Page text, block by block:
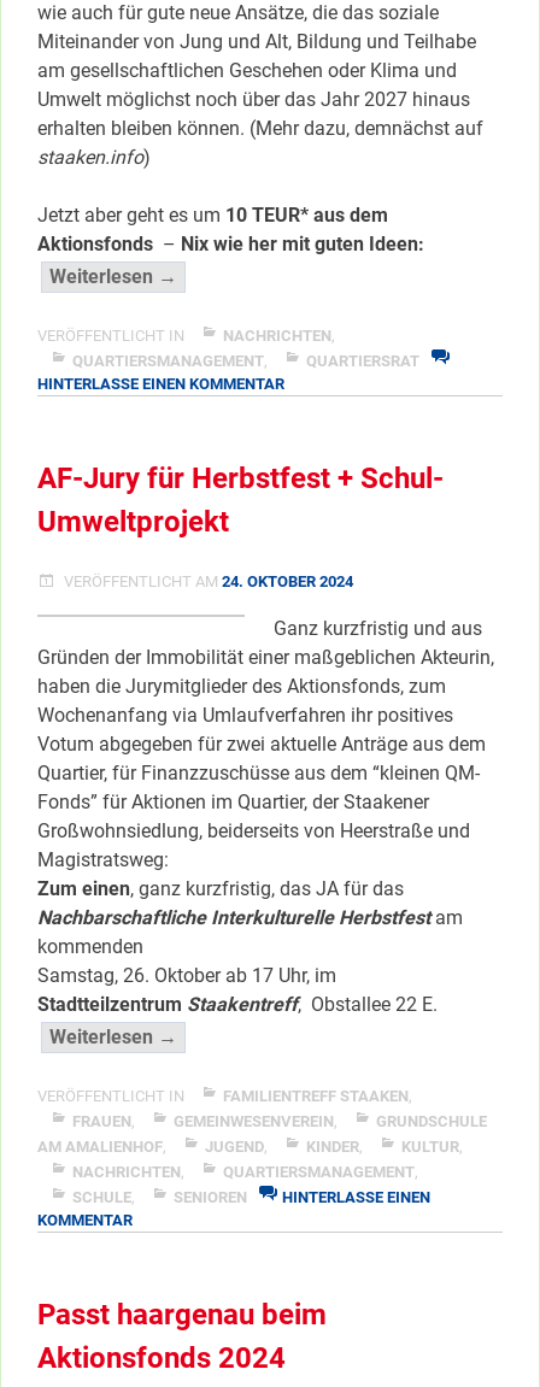
wie auch für gute neue Ansätze, die das soziale
Miteinander von Jung und Alt, Bildung und Teilhabe
am gesellschaftlichen Geschehen oder Klima und
Umwelt möglichst noch über das Jahr 2027 hinaus
erhalten bleiben können. (Mehr dazu, demnächst auf
staaken.info)
Jetzt aber geht es um 10 TEUR* aus dem
Aktionsfonds – Nix wie her mit guten Ideen:
Weiterlesen →
neue
Aktionen
&
wohl
letzten
Projekt-
im
Quartier!”
</span
VERÖFFENTLICHT IN NACHRICHTEN,
QUARTIERSMANAGEMENT,
QUARTIERSRAT
HINTERLASSE EINEN KOMMENTARZU
AKTIONEN
LETZTEN
PROGRAMMPLÄNE
IM
QUARTIER!
AF-Jury für Herbstfest + Schul-
Umweltprojekt
VERÖFFENTLICHT AM 24. OKTOBER 2024
Ganz kurzfristig und aus
Gründen der Immobilität einer maßgeblichen Akteurin,
haben die Jurymitglieder des Aktionsfonds, zum
Wochenanfang via Umlaufverfahren ihr positives
Votum abgegeben für zwei aktuelle Anträge aus dem
Quartier, für Finanzzuschüsse aus dem “kleinen QM-
Fonds” für Aktionen im Quartier, der Staakener
Großwohnsiedlung, beiderseits von Heerstraße und
Magistratsweg:
Zum einen, ganz kurzfristig, das JA für das
Nachbarschaftliche Interkulturelle Herbstfestam
kommenden
Samstag, 26. Oktober ab 17 Uhr, im
Stadtteilzentrum Staakentreff, Obstallee 22 E.
Weiterlesen →
für
Herbstfest
+
Schul-
Umweltprojekt”
</span
VERÖFFENTLICHT IN FAMILIENTREFF STAAKEN
FRAUEN
GEMEINWESENVEREIN
GRUNDSCHULE
AM AMALIENHOF
JUGEND KINDER KULTUR
NACHRICHTEN
QUARTIERSMANAGEMENT
SCHULE
SENIOREN
HINTERLASSE EINEN
KOMMENTARZU
HERBSTFEST
SCHUL-
Passt haargenau beim
Aktionsfonds 2024